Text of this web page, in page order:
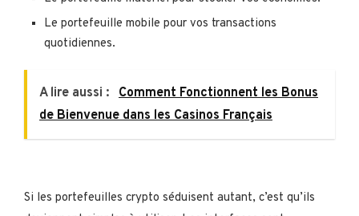
Le portefeuille mobile pour vos transactions
quotidiennes.
A lire aussi : Comment Fonctionnent les Bonus
de Bienvenue dans les Casinos Français
Si les portefeuilles crypto séduisent autant, c’est qu’ils